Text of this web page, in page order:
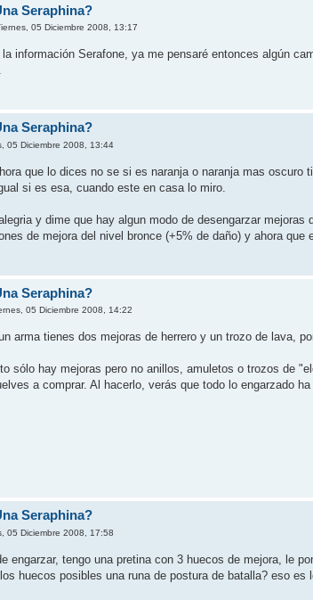
Seraphina?
05 Diciembre 2008, 13:17
información Serafone, ya me pensaré entonces algún
.
Seraphina?
05 Diciembre 2008, 13:44
que lo dices no se si es naranja o naranja mas
si es esa, cuando este en casa lo miro.
y dime que hay algun modo de desengarzar mejoras
de mejora del nivel bronce (+5% de daño) y ahora
Seraphina?
05 Diciembre 2008, 14:22
arma tienes dos mejoras de herrero y un trozo de lava,
sólo hay mejoras pero no anillos, amuletos o trozos de
a comprar. Al hacerlo, verás que todo lo engarzado
Seraphina?
05 Diciembre 2008, 17:58
engarzar, tengo una pretina con 3 huecos de mejora, le
huecos posibles una runa de postura de batalla? eso es